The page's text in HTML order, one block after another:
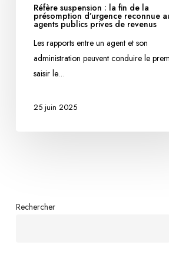
présomption
d’urgence
reconnue
agents
Réfère suspension : la fin de la
présomption d’urgence reconnue
agents publics prives de revenus
Les rapports entre un agent et son
administration peuvent conduire le
saisir le…
25 juin 2025
Rechercher